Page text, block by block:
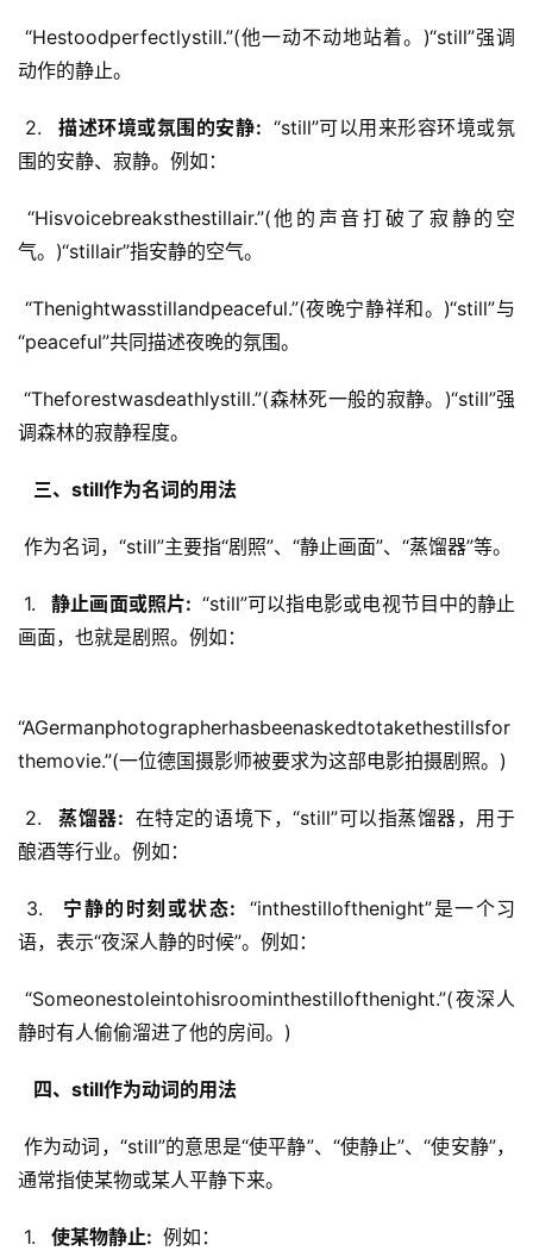
动作的静止。
2.
  描述环境或氛围的安静:
“still”可以用来形容环境或氛
围的安静、寂静。例如：
气。)“stillair”指安静的空气。
“peaceful”共同描述夜晚的氛围。
“Theforestwasdeathlystill.”(森林死一般的寂静。)“still”强
调森林的寂静程度。
  三、still作为名词的用法
作为名词，“still”主要指“剧照”、“静止画面”、“蒸馏器”等。
1.
  静止画面或照片:
“still”可以指电影或电视节目中的静止
画面，也就是剧照。例如：
“AGermanphotographerhasbeenaskedtotakethestillsfor
themovie.”(一位德国摄影师被要求为这部电影拍摄剧照。)
2.
  蒸馏器:
在特定的语境下，“still”可以指蒸馏器，用于
酿酒等行业。例如：
3.
  宁静的时刻或状态:
“inthestillofthenight”是一个习
语，表示“夜深人静的时候”。例如：
“Someonestoleintohisroominthestillofthenight.”(夜深人
静时有人偷偷溜进了他的房间。)
  四、still作为动词的用法
作为动词，“still”的意思是“使平静”、“使静止”、“使安静”，
通常指使某物或某人平静下来。
1.
  使某物静止:
例如：